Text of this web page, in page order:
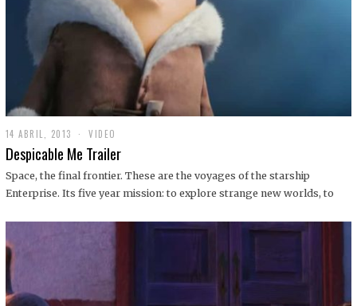
14 ABRIL, 2013
9
D
C
I
1
VIDEO
Despicable Me Trailer
Space, the final frontier. These are the voyages of the starship
Enterprise. Its five year mission: to explore strange new worlds, to